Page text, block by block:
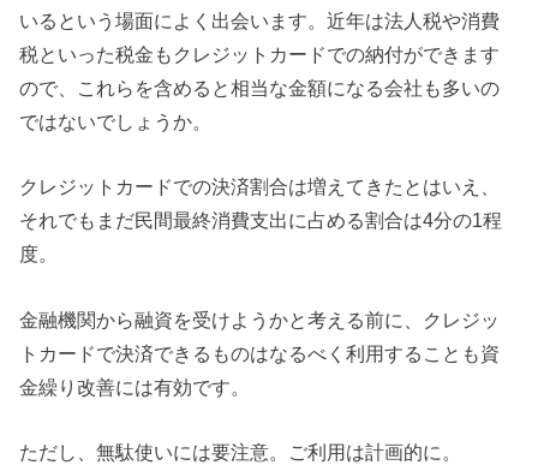
いるという場面によく出会います。近年は法人税や消費
税といった税金もクレジットカードでの納付ができます
ので、これらを含めると相当な金額になる会社も多いの
ではないでしょうか。
クレジットカードでの決済割合は増えてきたとはいえ、
それでもまだ民間最終消費支出に占める割合は4分の1程
度。
金融機関から融資を受けようかと考える前に、クレジッ
トカードで決済できるものはなるべく利用することも資
金繰り改善には有効です。
ただし、無駄使いには要注意。ご利用は計画的に。